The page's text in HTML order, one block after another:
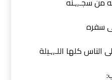
سفره
الناس كلها اللـ,,ـيلة